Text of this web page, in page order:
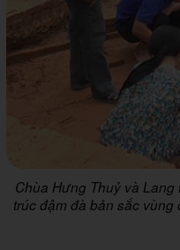
Chùa Hưng Thuỷ và
trúc đậm đà bản sắc vùng